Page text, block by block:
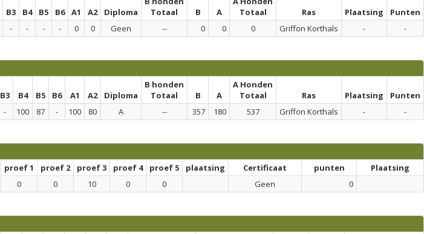
B3 B4 B5 B6 A1 A2 Diploma
Totaal
B A
Totaal
Ras Plaatsing
Punten
- - - - 0 0 Geen -- 0 0 0 Griffon Korthals - -
B3 B4 B5 B6 A1 A2 Diploma
B honden
Totaal
B A
A Honden
Totaal
Ras Plaatsing
Punten
- 100 87 - 100 80 A -- 357 180 537 Griffon Korthals - -
proef 1 proef 2 proef 3 proef 4 proef 5 plaatsing Certificaat punten
Plaatsing
0 0 10 0 0 Geen 0